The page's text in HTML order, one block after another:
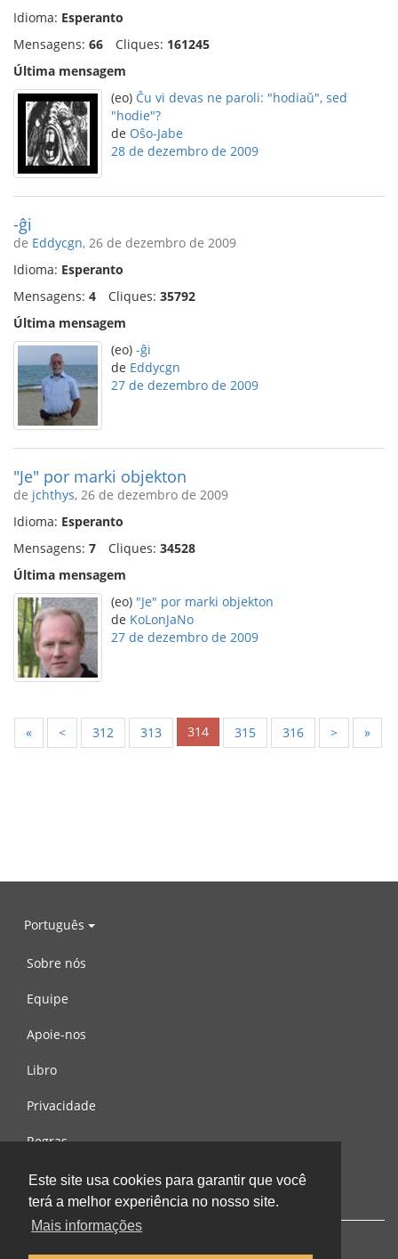
Este site usa cookies para garantir que você
terá a melhor experiência no nosso site.
Mais informações
Idioma: Esperanto
Mensagens: 66 Cliques: 161245
Última mensagem
(eo) Ĉu vi devas ne paroli: "hodiaŭ", sed
"hodie"?
de Oŝo-Jabe
28 de dezembro de 2009
-ĝi
de Eddycgn, 26 de dezembro de 2009
Idioma: Esperanto
Mensagens: 4 Cliques: 35792
Última mensagem
(eo) -ĝi
de Eddycgn
27 de dezembro de 2009
"Je" por marki objekton
de jchthys, 26 de dezembro de 2009
Idioma: Esperanto
Mensagens: 7 Cliques: 34528
Última mensagem
(eo) "Je" por marki objekton
de KoLonJaNo
27 de dezembro de 2009
« < 312 313 314 315 316 > »
Português
Sobre nós
Equipe
Apoie-nos
Libro
Privacidade
Regras
Contacte-nos